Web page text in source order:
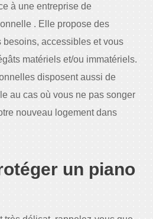
à une entreprise de
. Elle propose des
besoins, accessibles et vous
matériels et/ou immatériels.
disposent aussi de
au cas où vous ne pas songer
nouveau logement dans
un piano